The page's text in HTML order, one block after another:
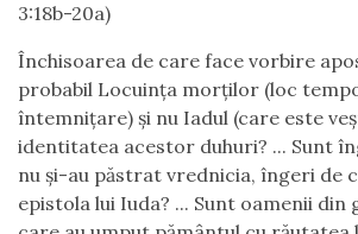
3:18b-20a)
Închisoarea de care face vorbire
probabil Locuința morților (loc
întemnițare) și nu Iadul (care este
identitatea acestor duhuri? ... Sunt
nu și-au păstrat vrednicia, îngeri de
epistola lui Iuda? ... Sunt oamenii din